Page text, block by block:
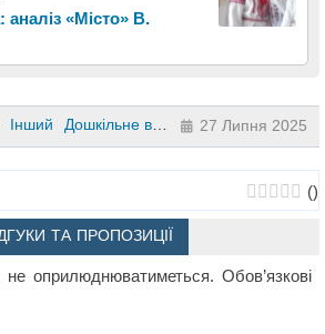
аналіз «Місто» В.
Інший Дошкільне виховання 27 Липня 2025
()
ТА ПРОПОЗИЦІЇ
оприлюднюватиметься. Обов’язкові